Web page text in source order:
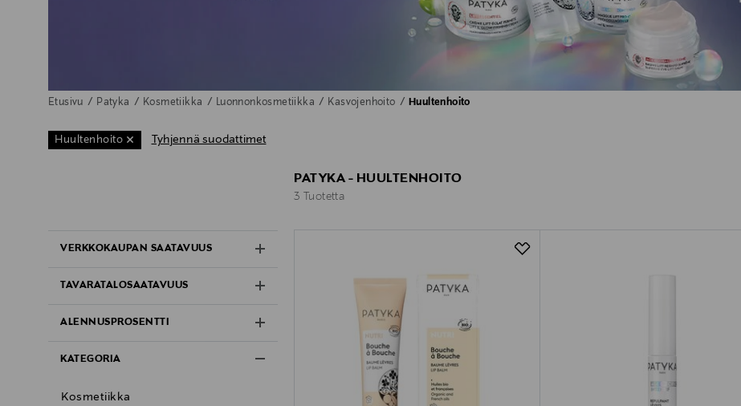
Etusivu Patyka Kosmetiikka Luonnonkosmetiikka Kasvojenhoito Huultenhoito
Huultenhoito Tyhjennä suodattimet
VERKKOKAUPAN SAATAVUUS
TAVARATALOSAATAVUUS
ALENNUSPROSENTTI
KATEGORIA
Kosmetiikka
PATYKA - HUULTENHOITO
3 Tuotetta